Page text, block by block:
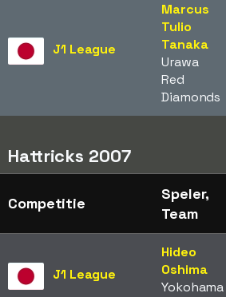
J1 League
Marcus
Tulio
Tanaka
Urawa
Red
Diamonds
Hattricks 2007
Competitie
Speler,
Team
J1 League
Hideo
Oshima
Yokohama